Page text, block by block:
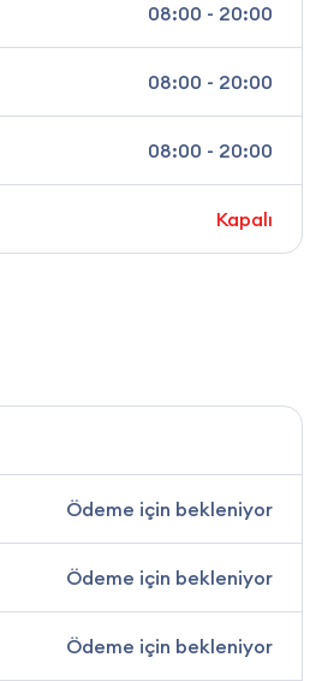
08:00 - 20:00
08:00 - 20:00
08:00 - 20:00
Kapalı
Ödeme için bekleniyor
Ödeme için bekleniyor
Ödeme için bekleniyor